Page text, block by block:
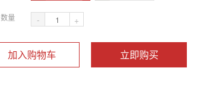
数量 - +
加入购物车 立即购买